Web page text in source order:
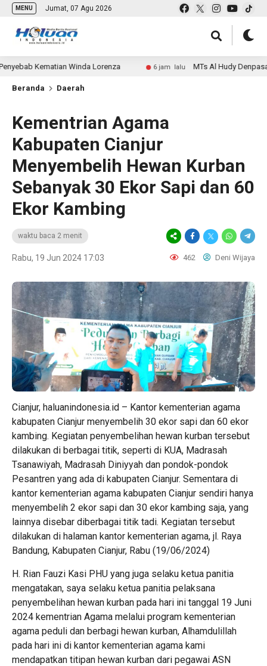
MENU Jumat, 07 Agu 2026
Kematian Winda Lorenza 6 jam lalu MTs Al Hudy Denpasar
Beranda Daerah
Kementrian Agama
Kabupaten Cianjur
Menyembelih Hewan Kurban
Sebanyak 30 Ekor Sapi dan 60
Ekor Kambing
waktu baca 2 menit
Rabu, 19 Jun 2024 17:03 462 Deni Wijaya
Cianjur, haluanindonesia.id – Kantor kementerian agama
kabupaten Cianjur menyembelih 30 ekor sapi dan 60 ekor
kambing. Kegiatan penyembelihan hewan kurban tersebut
dilakukan di berbagai titik, seperti di KUA, Madrasah
Tsanawiyah, Madrasah Diniyyah dan pondok-pondok
Pesantren yang ada di kabupaten Cianjur. Sementara di
kantor kementerian agama kabupaten Cianjur sendiri hanya
menyembelih 2 ekor sapi dan 30 ekor kambing saja, yang
lainnya disebar diberbagai titik tadi. Kegiatan tersebut
dilakukan di halaman kantor kementerian agama, jl. Raya
Bandung, Kabupaten Cianjur, Rabu (19/06/2024)
H. Rian Fauzi Kasi PHU yang juga selaku ketua panitia
mengatakan, saya selaku ketua panitia pelaksana
penyembelihan hewan kurban pada hari ini tanggal 19 Juni
2024 kementrian Agama melalui program kementerian
agama peduli dan berbagi hewan kurban, Alhamdulillah
pada hari ini di kantor kementerian agama kami
mendapatkan titipan hewan kurban dari pegawai ASN